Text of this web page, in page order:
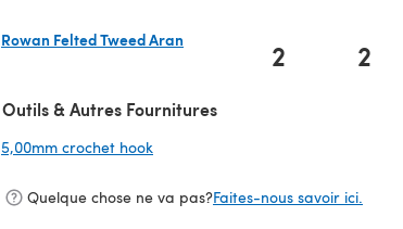
Rowan Felted Tweed Aran
2 2
Outils & Autres Fournitures
5,00mm crochet hook
Quelque chose ne va pas?Faites-nous savoir ici.